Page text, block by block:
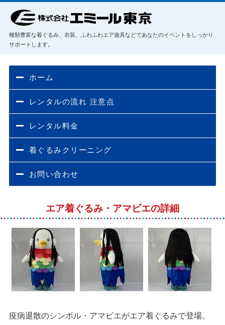
種類豊富な着ぐるみ、衣装、ふわふわエア遊具などであなたのイベントをしっかり
サポートします。
ホーム
レンタルの流れ 注意点
レンタル料金
着ぐるみクリーニング
お問い合わせ
エア着ぐるみ・アマビエの詳細
疫病退散のシンボル・アマビエがエア着ぐるみで登場。